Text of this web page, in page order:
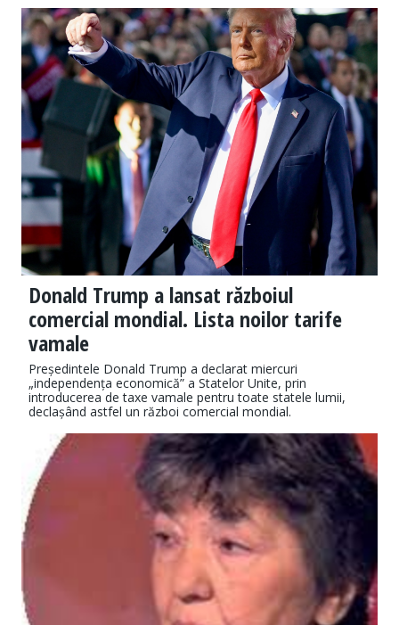
Donald Trump a lansat războiul
comercial mondial. Lista noilor tarife
vamale
Președintele Donald Trump a declarat miercuri
„independența economică” a Statelor Unite, prin
introducerea de taxe vamale pentru toate statele lumii,
declașând astfel un război comercial mondial.